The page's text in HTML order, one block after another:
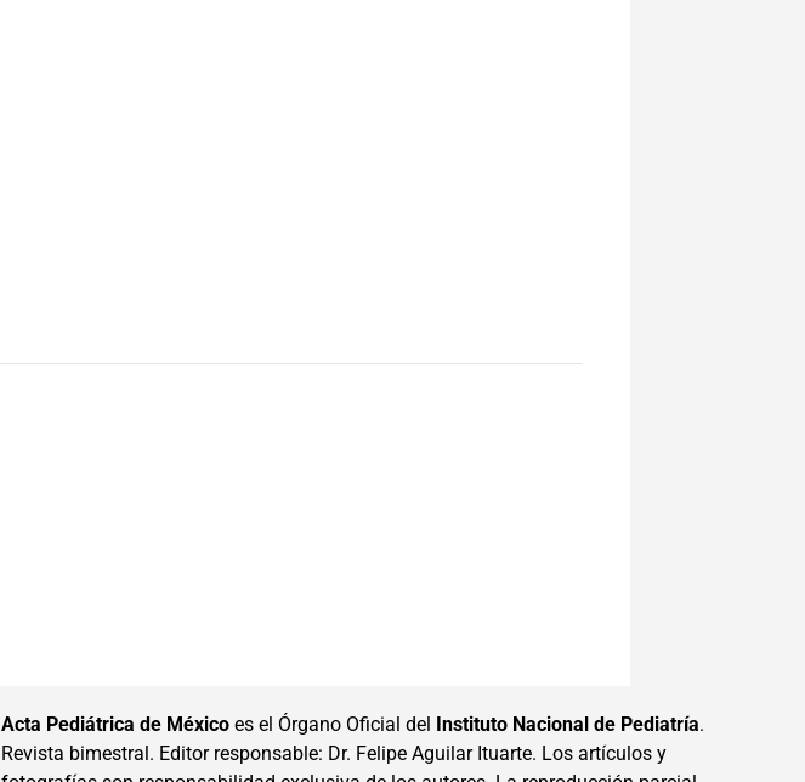
Acta Pediátrica de México es el Órgano Oficial del Instituto Nacional de Pediatría.
Revista bimestral. Editor responsable: Dr. Felipe Aguilar Ituarte. Los artículos y